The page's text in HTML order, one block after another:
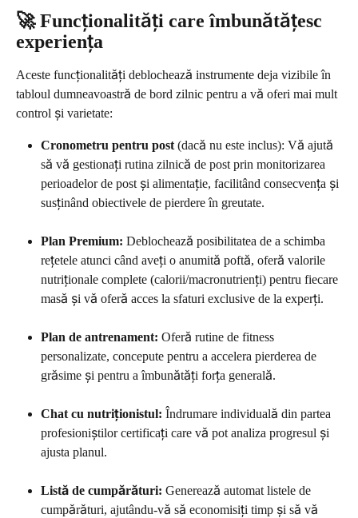
🚀 Funcționalități care îmbunătățesc
experiența
Aceste funcționalități deblochează instrumente deja vizibile în
tabloul dumneavoastră de bord zilnic pentru a vă oferi mai mult
control și varietate:
Cronometru pentru post (dacă nu este inclus): Vă ajută
să vă gestionați rutina zilnică de post prin monitorizarea
perioadelor de post și alimentație, facilitând consecvența și
susținând obiectivele de pierdere în greutate.
Plan Premium: Deblochează posibilitatea de a schimba
rețetele atunci când aveți o anumită poftă, oferă valorile
nutriționale complete (calorii/macronutrienți) pentru fiecare
masă și vă oferă acces la sfaturi exclusive de la experți.
Plan de antrenament: Oferă rutine de fitness
personalizate, concepute pentru a accelera pierderea de
grăsime și pentru a îmbunătăți forța generală.
Chat cu nutriționistul: Îndrumare individuală din partea
profesioniștilor certificați care vă pot analiza progresul și
ajusta planul.
Listă de cumpărături: Generează automat listele de
cumpărături, ajutându-vă să economisiți timp și să vă